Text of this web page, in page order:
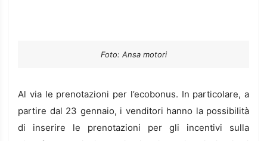
Foto: Ansa motori
Al via le prenotazioni per l’ecobonus. In particolare, a
partire dal 23 gennaio, i venditori hanno la possibilità
di inserire le prenotazioni per gli incentivi sulla